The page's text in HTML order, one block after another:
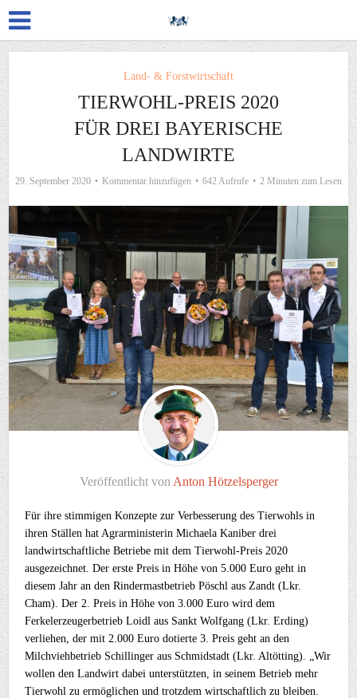
Land- & Forstwirtschaft
TIERWOHL-PREIS 2020
FÜR DREI BAYERISCHE
LANDWIRTE
29. September 2020 Kommentar hinzufügen 642 Aufrufe 2 Minuten zum Lesen
Veröffentlicht von Anton Hötzelsperger
Für ihre stimmigen Konzepte zur Verbesserung des Tierwohls in
ihren Ställen hat Agrarministerin Michaela Kaniber drei
landwirtschaftliche Betriebe mit dem Tierwohl-Preis 2020
ausgezeichnet. Der erste Preis in Höhe von 5.000 Euro geht in
diesem Jahr an den Rindermastbetrieb Pöschl aus Zandt (Lkr.
Cham). Der 2. Preis in Höhe von 3.000 Euro wird dem
Ferkelerzeugerbetrieb Loidl aus Sankt Wolfgang (Lkr. Erding)
verliehen, der mit 2.000 Euro dotierte 3. Preis geht an den
Milchviehbetrieb Schillinger aus Schmidstadt (Lkr. Altötting). „Wir
wollen den Landwirt dabei unterstützten, in seinem Betrieb mehr
Tierwohl zu ermöglichen und trotzdem wirtschaftlich zu bleiben.